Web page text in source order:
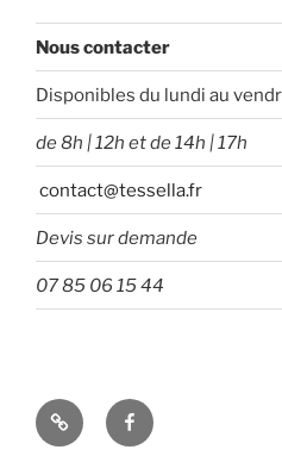
Nous contacter
Disponibles du lundi au
de 8h | 12h et de 14h | 17h
contact@tessella.fr
Devis sur demande
07 85 06 15 44
Tessella Facebook